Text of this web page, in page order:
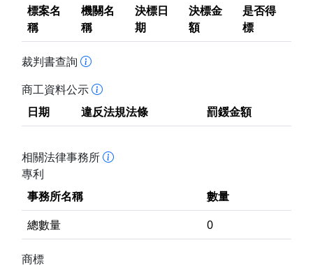
標案名
稱
機關名
稱
決標日
期
決標金
額
是否得
標
裁判書查詢
商工資料公示
日期
違反法規法條 罰鍰金額
相關法律事務所
專利
事務所名稱
數量
總數量
0
商標